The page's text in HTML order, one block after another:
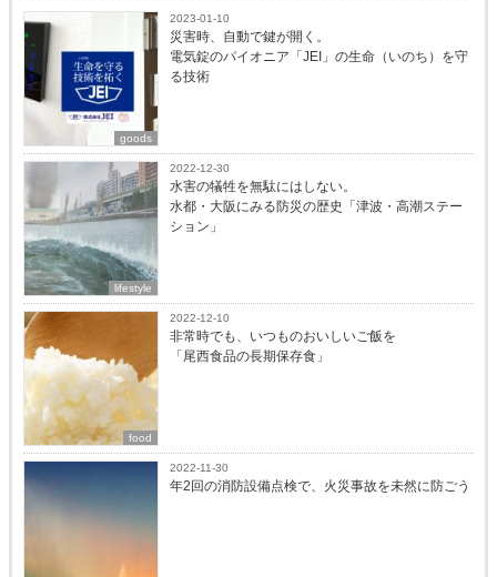
goods
2023-01-10
災害時、自動で鍵が開く。
電気錠のパイオニア「JEI」の生命（いのち）を守
る技術
lifestyle
2022-12-30
水害の犠牲を無駄にはしない。
水都・大阪にみる防災の歴史「津波・高潮ステー
ション」
food
2022-12-10
非常時でも、いつものおいしいご飯を
「尾西食品の長期保存食」
2022-11-30
年2回の消防設備点検で、火災事故を未然に防ごう